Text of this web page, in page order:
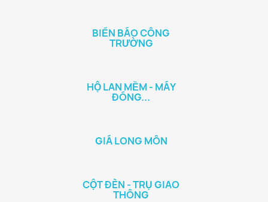
BIỂN BÁO CÔNG
TRƯỜNG
HỘ LAN MỀM - MÁY
ĐÓNG...
GIÁ LONG MÔN
CỘT ĐÈN - TRỤ GIAO
THÔNG